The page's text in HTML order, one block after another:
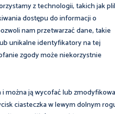
z technologii, takich jak
dostępu do informacji o
nam przetwarzać dane, takie
unikalne identyfikatory na tej
zgody może niekorzystnie
można ją wycofać lub
ciasteczka w lewym dolnym